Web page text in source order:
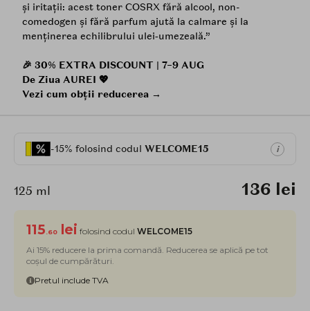
și iritații: acest toner COSRX fără alcool, non-
comedogen și fără parfum ajută la calmare și la
menținerea echilibrului ulei‑umezeală.”
🎉 30% EXTRA DISCOUNT | 7–9 AUG
De Ziua AUREI 💖
Vezi cum obții reducerea →
-15% folosind codul WELCOME15 i
125 ml 136 lei
115 .60 lei folosind codul WELCOME15
Ai 15% reducere la prima comandă. Reducerea se aplică pe tot
coșul de cumpărături.
Pretul include TVA